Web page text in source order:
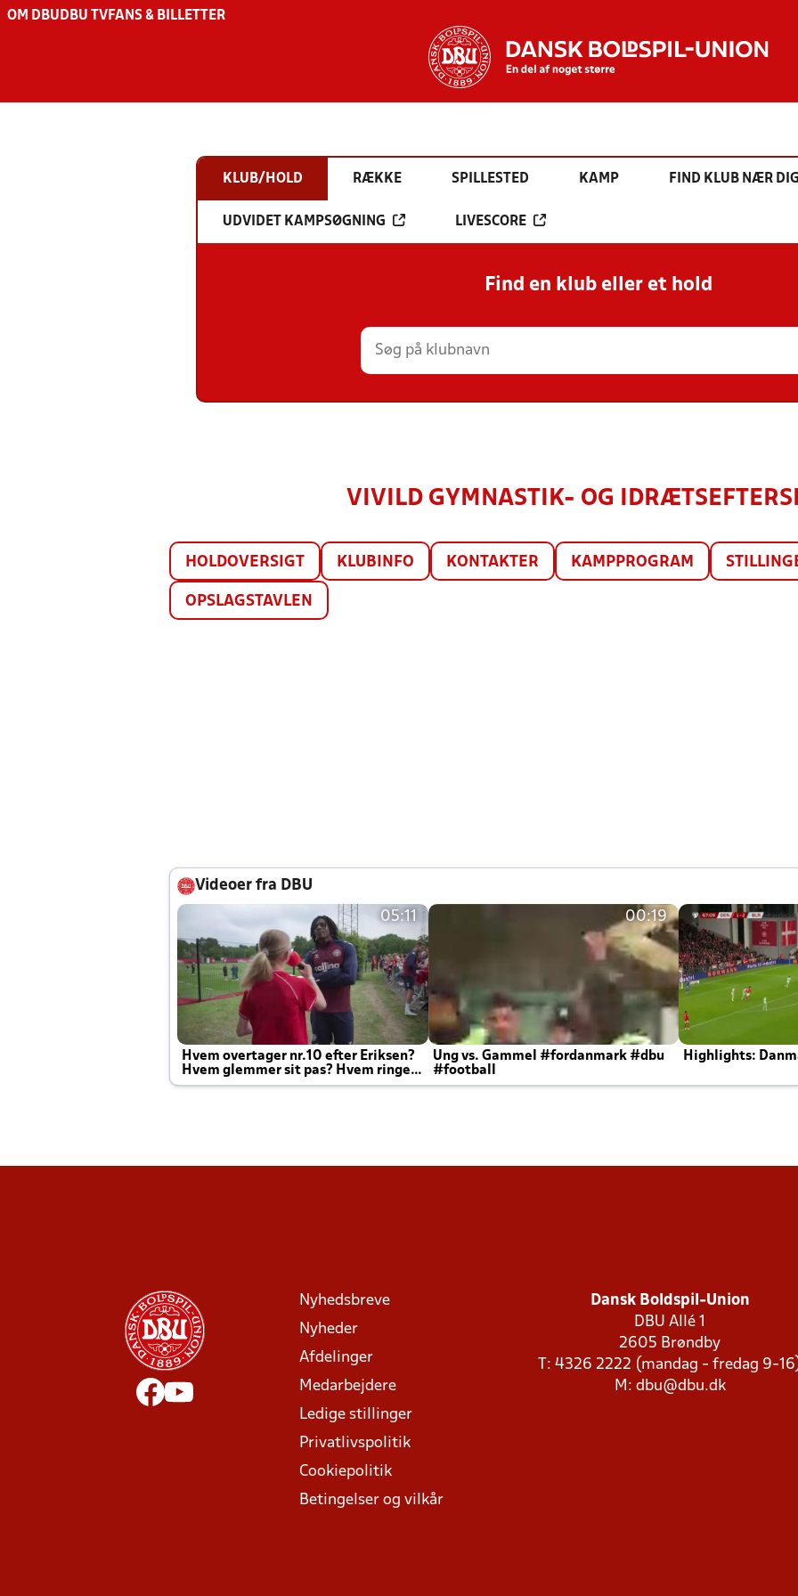
OM DBU DBU TV FANS & BILLETTER
KLUB/HOLD RÆKKE SPILLESTED KAMP FIND KLUB NÆR DIG
UDVIDET KAMPSØGNING LIVESCORE
Find en klub eller et hold
VIVILD GYMNASTIK- OG
HOLDOVERSIGT KLUBINFO KONTAKTER KAMPPROGRAM
OPSLAGSTAVLEN
Videoer fra DBU
05:11
Hvem overtager nr.10 efter Eriksen?
Hvem glemmer sit pas? Hvem ringer
Joachim altid til efter kampe?
00:19
Ung vs. Gammel #fordanmark #dbu
#football
Highlights:
Nyhedsbreve
Nyheder
Afdelinger
Medarbejdere
Ledige stillinger
Privatlivspolitik
Cookiepolitik
Betingelser og vilkår
Dansk Boldspil-Union
DBU Allé 1
2605 Brøndby
T: 4326 2222 (mandag - fredag 9-
M: dbu@dbu.dk